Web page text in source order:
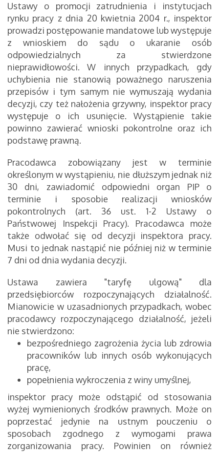
Ustawy o promocji zatrudnienia i instytucjach
rynku pracy z dnia 20 kwietnia 2004 r., inspektor
prowadzi postępowanie mandatowe lub występuje
z wnioskiem do sądu o ukaranie osób
odpowiedzialnych za stwierdzone
nieprawidłowości. W innych przypadkach, gdy
uchybienia nie stanowią poważnego naruszenia
przepisów i tym samym nie wymuszają wydania
decyzji, czy też nałożenia grzywny, inspektor pracy
występuje o ich usunięcie. Wystąpienie takie
powinno zawierać wnioski pokontrolne oraz ich
podstawę prawną.
Pracodawca zobowiązany jest w terminie
określonym w wystąpieniu, nie dłuższym jednak niż
30 dni, zawiadomić odpowiedni organ PIP o
terminie i sposobie realizacji wniosków
pokontrolnych (art. 36 ust. 1-2 Ustawy o
Państwowej Inspekcji Pracy). Pracodawca może
także odwołać się od decyzji inspektora pracy.
Musi to jednak nastąpić nie później niż w terminie
7 dni od dnia wydania decyzji.
Ustawa zawiera "taryfę ulgową" dla
przedsiębiorców rozpoczynających działalność.
Mianowicie w uzasadnionych przypadkach, wobec
pracodawcy rozpoczynającego działalność, jeżeli
nie stwierdzono:
bezpośredniego zagrożenia życia lub zdrowia
pracowników lub innych osób wykonujących
pracę,
popełnienia wykroczenia z winy umyślnej,
inspektor pracy może odstąpić od stosowania
wyżej wymienionych środków prawnych. Może on
poprzestać jedynie na ustnym pouczeniu o
sposobach zgodnego z wymogami prawa
zorganizowania pracy. Powinien on również